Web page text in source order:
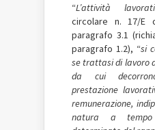
“L’attività
circolare n. 17/E
paragrafo 3.1
paragrafo 1.2), “si
se trattasi di lavoro
da cui
prestazione
remunerazione,
natura a tempo